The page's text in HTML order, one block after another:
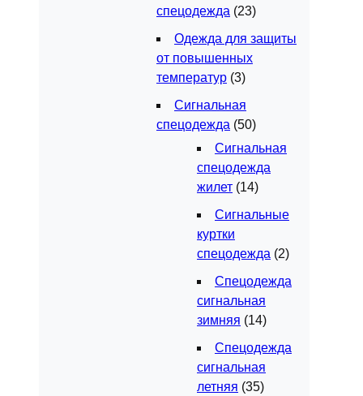
спецодежда (23)
Одежда для защиты
от повышенных
температур (3)
Сигнальная
спецодежда (50)
Сигнальная
спецодежда
жилет (14)
Сигнальные
куртки
спецодежда (2)
Спецодежда
сигнальная
зимняя (14)
Спецодежда
сигнальная
летняя (35)